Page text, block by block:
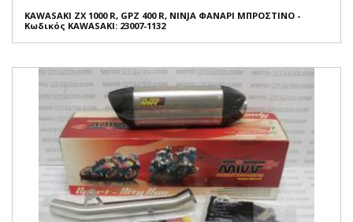
KAWASAKI ZX 1000 R, GPZ 400 R, NINJA ΦΑΝΑΡΙ ΜΠΡΟΣΤΙΝΟ -
Κωδικός KAWASAKI: 23007-1132